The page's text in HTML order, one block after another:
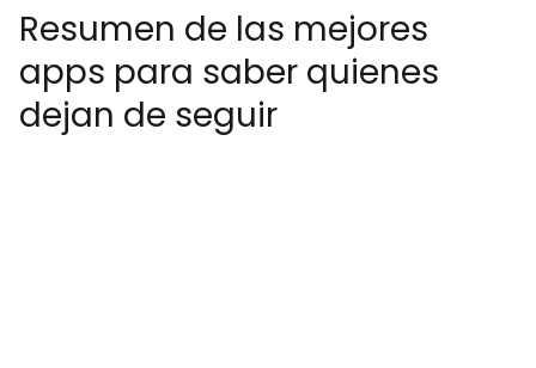
Resumen de las mejores
apps para saber quienes
dejan de seguir